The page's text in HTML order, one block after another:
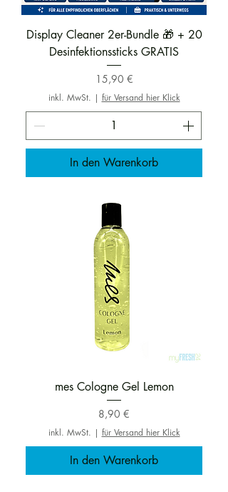
Display Cleaner 2er-Bundle 🎁 + 20
Desinfektionssticks GRATIS
Preis
15,90 €
inkl. MwSt. | für Versand hier Klick
In den Warenkorb
mes Cologne Gel Lemon
Preis
8,90 €
inkl. MwSt. | für Versand hier Klick
In den Warenkorb